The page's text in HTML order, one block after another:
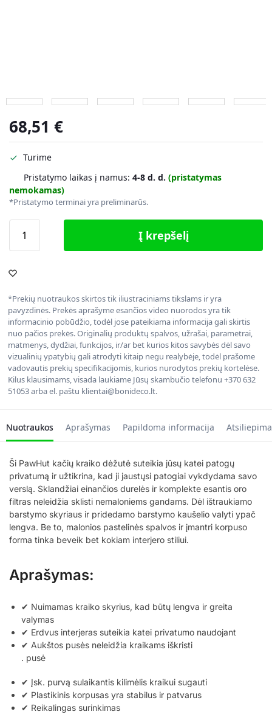
68,51 €
Turime
Pristatymo laikas į namus: 4-8 d. d. (pristatymas
nemokamas)
*Pristatymo terminai yra preliminarūs.
Į krepšelį
*Prekių nuotraukos skirtos tik iliustraciniams tikslams ir yra
pavyzdinės. Prekės aprašyme esančios video nuorodos yra tik
informacinio pobūdžio, todėl jose pateikiama informacija gali skirtis
nuo pačios prekės. Originalių produktų spalvos, užrašai, parametrai,
matmenys, dydžiai, funkcijos, ir/ar bet kurios kitos savybės dėl savo
vizualinių ypatybių gali atrodyti kitaip negu realybėje, todėl prašome
vadovautis prekių specifikacijomis, kurios nurodytos prekių kortelėse.
Kilus klausimams, visada laukiame Jūsų skambučio telefonu +370 632
51053 arba el. paštu klientai@bonideco.lt.
Nuotraukos Aprašymas Papildoma informacija
Ši PawHut kačių kraiko dėžutė suteikia jūsų katei patogų
privatumą ir užtikrina, kad ji jaustųsi patogiai vykdydama savo
verslą. Sklandžiai einančios durelės ir komplekte esantis oro
filtras neleidžia sklisti nemaloniems gandams. Dėl ištraukiamo
barstymo skyriaus ir pridedamo barstymo kaušelio valyti ypač
lengva. Be to, malonios pastelinės spalvos ir įmantri korpuso
forma tinka beveik bet kokiam interjero stiliui.
Aprašymas:
✔ Nuimamas kraiko skyrius, kad būtų lengva ir greita
valymas
✔ Erdvus interjeras suteikia katei privatumo naudojant
✔ Aukštos pusės neleidžia kraikams iškristi
. pusė
✔ Įsk. purvą sulaikantis kilimėlis kraikui sugauti
✔ Plastikinis korpusas yra stabilus ir patvarus
✔ Reikalingas surinkimas